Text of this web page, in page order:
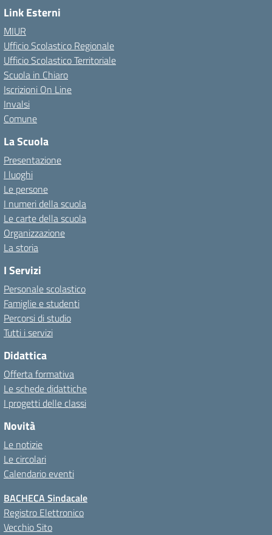
Link Esterni
MIUR
Ufficio Scolastico Regionale
Ufficio Scolastico Territoriale
Scuola in Chiaro
Iscrizioni On Line
Invalsi
Comune
La Scuola
Presentazione
I luoghi
Le persone
I numeri della scuola
Le carte della scuola
Organizzazione
La storia
I Servizi
Personale scolastico
Famiglie e studenti
Percorsi di studio
Tutti i servizi
Didattica
Offerta formativa
Le schede didattiche
I progetti delle classi
Novità
Le notizie
Le circolari
Calendario eventi
BACHECA Sindacale
Registro Elettronico
Vecchio Sito